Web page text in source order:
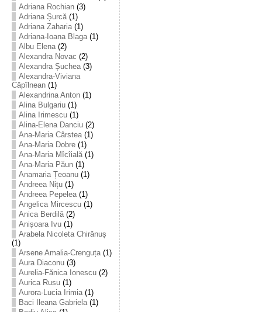
Adriana Rochian(3)
Adriana Șurcă(1)
Adriana Zaharia(1)
Adriana-Ioana Blaga(1)
Albu Elena(2)
Alexandra Novac (2)
Alexandra Șuchea(3)
Alexandra-Viviana
Căpîlnean(1)
Alexandrina Anton(1)
Alina Bulgariu(1)
Alina Irimescu(1)
Alina-Elena Danciu(2)
Ana-Maria Cârstea(1)
Ana-Maria Dobre(1)
Ana-Maria Mîcîială(1)
Ana-Maria Păun(1)
Anamaria Țeoanu(1)
Andreea Nițu(1)
Andreea Pepelea(1)
Angelica Mircescu(1)
Anica Berdilă(2)
Anișoara Ivu(1)
Arabela Nicoleta Chirănuș
(1)
Arsene Amalia-Crenguța(1)
Aura Diaconu(3)
Aurelia-Fănica Ionescu(2)
Aurica Rusu(1)
Aurora-Lucia Irimia(1)
Baci Ileana Gabriela(1)